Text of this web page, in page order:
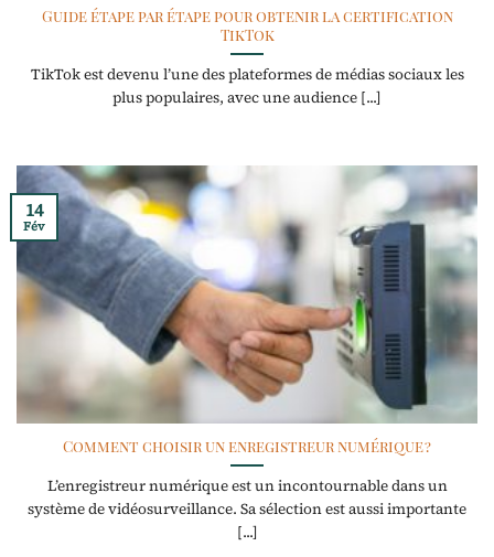
Guide étape par étape pour obtenir la certification
TikTok
TikTok est devenu l’une des plateformes de médias sociaux les
plus populaires, avec une audience [...]
Comment choisir un enregistreur numérique ?
L’enregistreur numérique est un incontournable dans un
système de vidéosurveillance. Sa sélection est aussi importante
[...]
14
Fév